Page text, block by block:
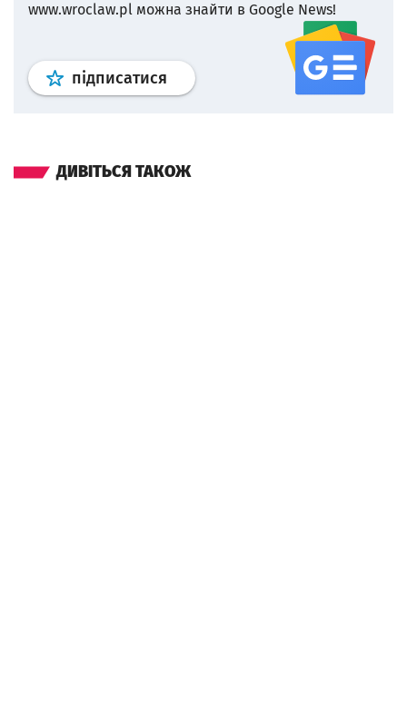
www.wroclaw.pl можна знайти в Google News!
підписатися Профіль google news
ДИВІТЬСЯ ТАКОЖ